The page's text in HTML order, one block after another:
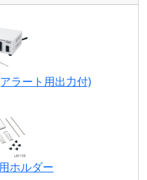
ラート用出力付)
ホルダー